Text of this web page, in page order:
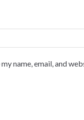
my name, email, and